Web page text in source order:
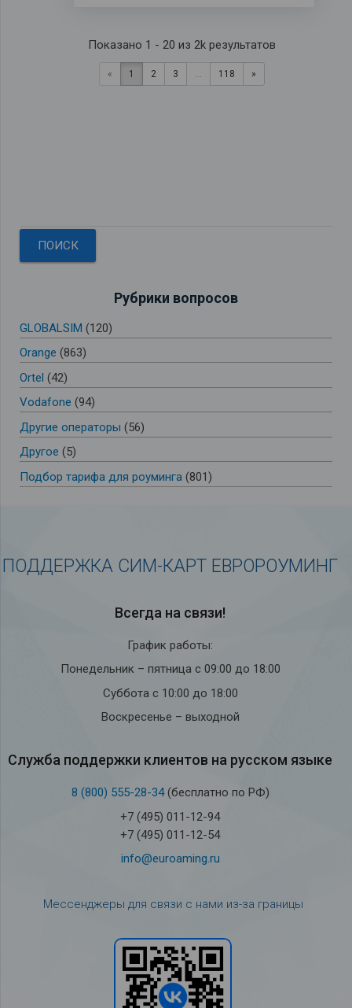
Показано 1 - 20 из 2k результатов
« 1 2 3 ... 118 »
Рубрики вопросов
GLOBALSIM (120)
Orange (863)
Ortel (42)
Vodafone (94)
Другие операторы (56)
Другое (5)
Подбор тарифа для роуминга (801)
ПОДДЕРЖКА СИМ-КАРТ ЕВРОРОУМИНГ
Всегда на связи!
График работы:
Понедельник – пятница с 09:00 до 18:00
Суббота с 10:00 до 18:00
Воскресенье – выходной
Служба под­держки кли­ен­тов на рус­ском языке
8 (800) 555-28-34(бесплатно по РФ)
+7 (495) 011-12-94
+7 (495) 011-12-54
info@euroaming.ru
Мессенджеры для связи с нами из-за границы